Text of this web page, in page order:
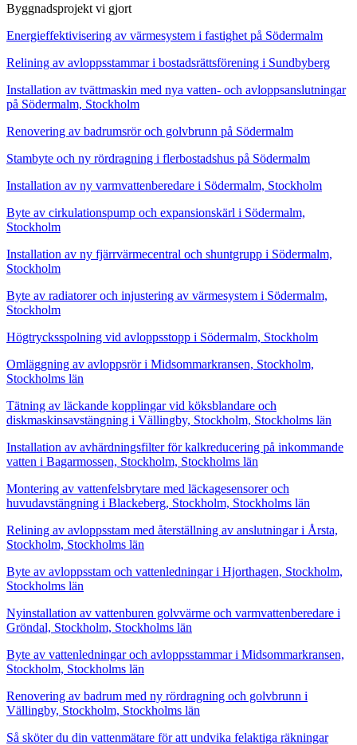
Byggnadsprojekt vi gjort
Energieffektivisering av värmesystem i fastighet på Södermalm
Relining av avloppsstammar i bostadsrättsförening i Sundbyberg
Installation av tvättmaskin med nya vatten- och avloppsanslutningar
på Södermalm, Stockholm
Renovering av badrumsrör och golvbrunn på Södermalm
Stambyte och ny rördragning i flerbostadshus på Södermalm
Installation av ny varmvattenberedare i Södermalm, Stockholm
Byte av cirkulationspump och expansionskärl i Södermalm,
Stockholm
Installation av ny fjärrvärmecentral och shuntgrupp i Södermalm,
Stockholm
Byte av radiatorer och injustering av värmesystem i Södermalm,
Stockholm
Högtrycksspolning vid avloppsstopp i Södermalm, Stockholm
Omläggning av avloppsrör i Midsommarkransen, Stockholm,
Stockholms län
Tätning av läckande kopplingar vid köksblandare och
diskmaskinsavstängning i Vällingby, Stockholm, Stockholms län
Installation av avhärdningsfilter för kalkreducering på inkommande
vatten i Bagarmossen, Stockholm, Stockholms län
Montering av vattenfelsbrytare med läckagesensorer och
huvudavstängning i Blackeberg, Stockholm, Stockholms län
Relining av avloppsstam med återställning av anslutningar i Årsta,
Stockholm, Stockholms län
Byte av avloppsstam och vattenledningar i Hjorthagen, Stockholm,
Stockholms län
Nyinstallation av vattenburen golvvärme och varmvattenberedare i
Gröndal, Stockholm, Stockholms län
Byte av vattenledningar och avloppsstammar i Midsommarkransen,
Stockholm, Stockholms län
Renovering av badrum med ny rördragning och golvbrunn i
Vällingby, Stockholm, Stockholms län
Så sköter du din vattenmätare för att undvika felaktiga räkningar